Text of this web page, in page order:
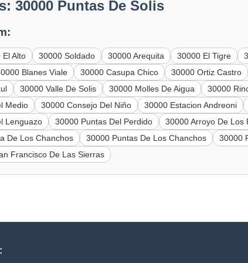
30000 Puntas De Solis
El Alto 30000 Soldado 30000 Arequita 30000 El Tigre
Blanes Viale
30000 Casupa Chico 30000 Ortiz Castro
30000 Valle De Solis 30000 Molles De Aigua 30000
Medio
30000 Consejo Del Niño 30000 Estacion Andreoni
Lenguazo
30000 Puntas Del Perdido 30000 Arroyo De Los
De Los Chanchos
30000 Puntas De Los Chanchos
30000
Francisco De Las Sierras